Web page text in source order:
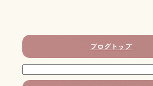
ブログトップ